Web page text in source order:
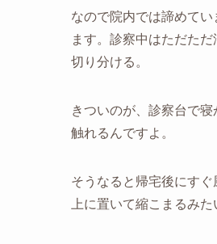
なので院内では諦めて
ます。診察中はただた
切り分ける。
きついのが、診察台で
触れるんですよ。
そうなると帰宅後にす
上に置いて縮こまるみ